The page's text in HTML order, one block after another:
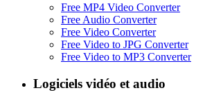
Free MP4 Video Converter
Free Audio Converter
Free Video Converter
Free Video to JPG Converter
Free Video to MP3 Converter
Logiciels vidéo et audio